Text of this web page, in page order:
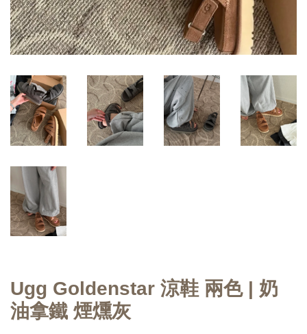
Ugg Goldenstar 涼鞋 兩色 | 奶
油拿鐵 煙燻灰